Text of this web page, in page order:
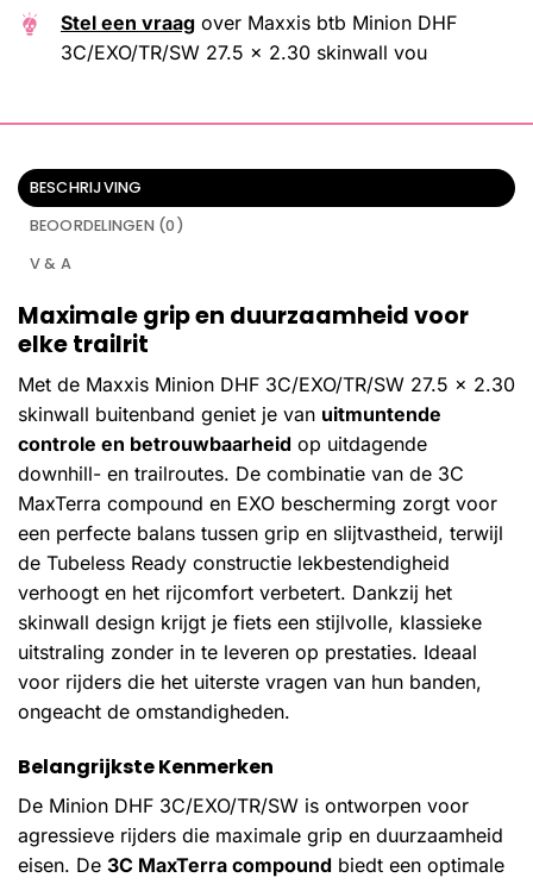
Stel een vraag over Maxxis btb Minion DHF
3C/EXO/TR/SW 27.5 x 2.30 skinwall vou
BESCHRIJVING
BEOORDELINGEN (0)
V & A
Maximale grip en duurzaamheid voor
elke trailrit
Met de Maxxis Minion DHF 3C/EXO/TR/SW 27.5 x 2.30
skinwall buitenband geniet je van uitmuntende
controle en betrouwbaarheid op uitdagende
downhill- en trailroutes. De combinatie van de 3C
MaxTerra compound en EXO bescherming zorgt voor
een perfecte balans tussen grip en slijtvastheid, terwijl
de Tubeless Ready constructie lekbestendigheid
verhoogt en het rijcomfort verbetert. Dankzij het
skinwall design krijgt je fiets een stijlvolle, klassieke
uitstraling zonder in te leveren op prestaties. Ideaal
voor rijders die het uiterste vragen van hun banden,
ongeacht de omstandigheden.
Belangrijkste Kenmerken
De Minion DHF 3C/EXO/TR/SW is ontworpen voor
agressieve rijders die maximale grip en duurzaamheid
eisen. De 3C MaxTerra compound biedt een optimale